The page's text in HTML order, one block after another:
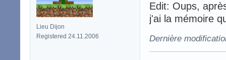
Lieu Dijon
Registered 24.11.2006
Edit: Oups,
j'ai la mémoire
Dernière